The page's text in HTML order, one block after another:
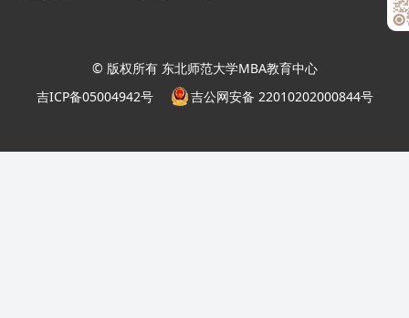
© 版权所有 东北师范大学MBA教育中心
吉ICP备05004942号
吉公网安备 22010202000844号